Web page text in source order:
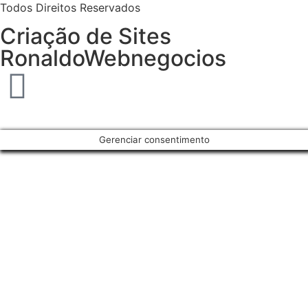
Todos Direitos Reservados
Criação de Sites
RonaldoWebnegocios
Gerenciar consentimento